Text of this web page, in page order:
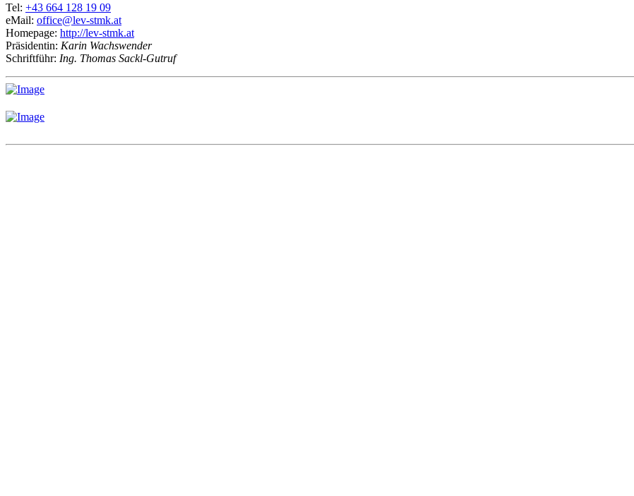
Tel: +43 664 128 19 09
eMail: office@lev-stmk.at
Homepage: http://lev-stmk.at
Präsidentin: Karin Wachswender
Schriftführ: Ing. Thomas Sackl-Gutruf